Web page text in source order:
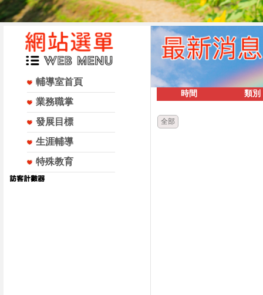
輔導室首頁
業務職掌
發展目標
生涯輔導
特殊教育
時間 類別
全部